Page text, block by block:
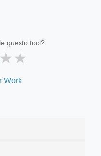
questo tool?
★★
Work